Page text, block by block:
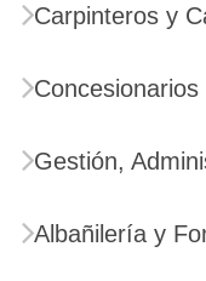
Carpinteros y
Gestión,
Albañilería y